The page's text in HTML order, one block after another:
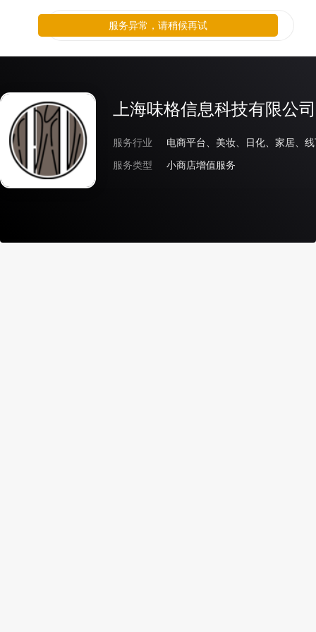
上海味格信息科技有限公司
服务行业
电商平台、美妆、日化、家居、
服务类型
小商店增值服务
服务异常，请稍候再试